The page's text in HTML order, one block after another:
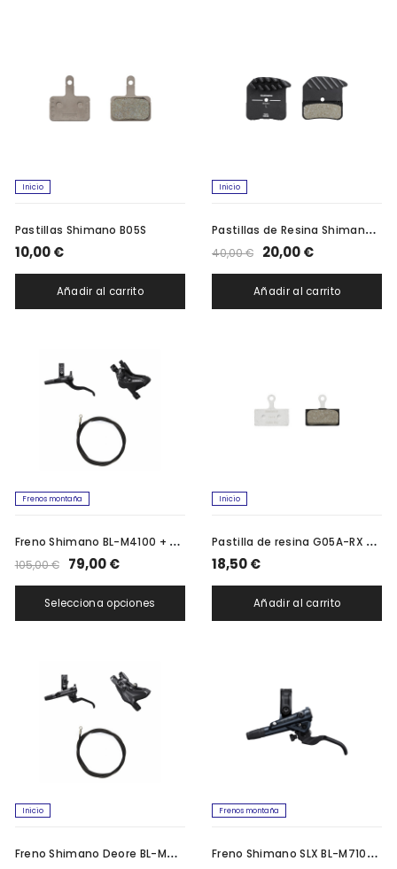
Inicio
Pastillas Shimano B05S
10,00 €
Añadir al carrito
Inicio
P
astillas de Resina Shimano H03A
40,00 € 20,00 €
Añadir al carrito
Frenos montaña
F
reno Shimano BL-M4100 + BR-MT420 4 pistones
105,00 € 79,00 €
Selecciona opciones
Inicio
P
astilla de resina G05A-RX y muelle con pasador de aletas (par)
18,50 €
Añadir al carrito
Inicio
F
reno Shimano Deore BL-M6100
Frenos montaña
F
reno Shimano SLX BL-M7100 + BR-M7120